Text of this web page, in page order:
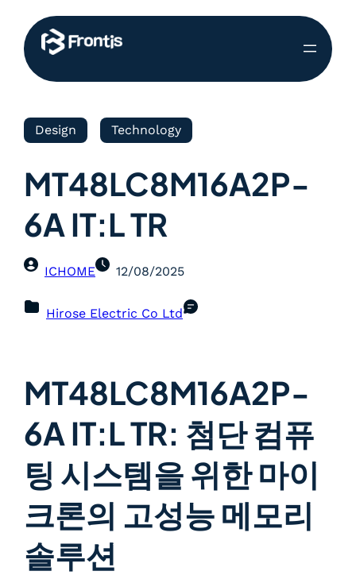
Design Technology
MT48LC8M16A2P-
6A IT:L TR
ICHOME 12/08/2025
Hirose Electric Co Ltd
MT48LC8M16A2P-
6A IT:L TR: 첨단 컴퓨
팅 시스템을 위한 마이
크론의 고성능 메모리
솔루션